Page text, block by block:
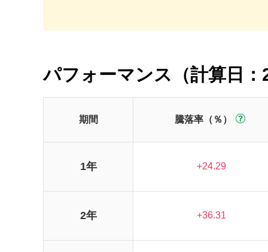
パフォーマンス（計算日：
期間 騰落率（％）
1年 +24.29
2年 +36.31